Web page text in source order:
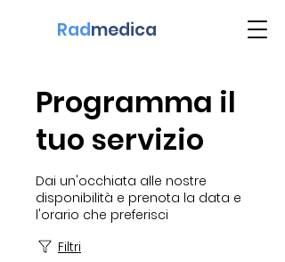
Radmedica
Programma il
tuo servizio
Dai un'occhiata alle nostre
disponibilità e prenota la data e
l'orario che preferisci
Filtri